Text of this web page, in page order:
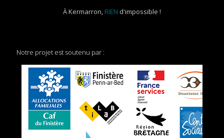
À Kermarron, RIEN d'impossible !
Notre projet est soutenu par :